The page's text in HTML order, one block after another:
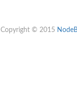
Copyright © 2015